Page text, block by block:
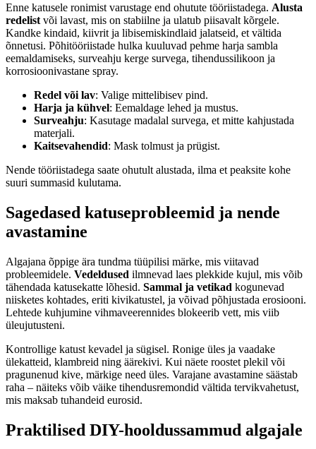
Enne katusele ronimist varustage end ohutute tööriistadega. Alusta
redelist või lavast, mis on stabiilne ja ulatub piisavalt kõrgele.
Kandke kindaid, kiivrit ja libisemiskindlaid jalatseid, et vältida
õnnetusi. Põhitööriistade hulka kuuluvad pehme harja sambla
eemaldamiseks, surveahju kerge survega, tihendussilikoon ja
korrosioonivastane spray.
Redel või lav: Valige mittelibisev pind.
Harja ja kühvel: Eemaldage lehed ja mustus.
Surveahju: Kasutage madalal survega, et mitte kahjustada
materjali.
Kaitsevahendid: Mask tolmust ja prügist.
Nende tööriistadega saate ohutult alustada, ilma et peaksite kohe
suuri summasid kulutama.
Sagedased katuseprobleemid ja nende
avastamine
Algajana õppige ära tundma tüüpilisi märke, mis viitavad
probleemidele. Vedeldused ilmnevad laes plekkide kujul, mis võib
tähendada katusekatte lõhesid. Sammal ja vetikad kogunevad
niisketes kohtades, eriti kivikatustel, ja võivad põhjustada erosiooni.
Lehtede kuhjumine vihmaveerennides blokeerib vett, mis viib
üleujutusteni.
Kontrollige katust kevadel ja sügisel. Ronige üles ja vaadake
ülekatteid, klambreid ning äärekivi. Kui näete roostet plekil või
pragunenud kive, märkige need üles. Varajane avastamine säästab
raha – näiteks võib väike tihendusremondid vältida tervikvahetust,
mis maksab tuhandeid eurosid.
Praktilised DIY-hooldussammud algajale